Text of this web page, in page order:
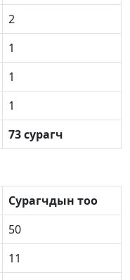
2
1
1
1
73 сурагч
Сурагчдын тоо
50
11